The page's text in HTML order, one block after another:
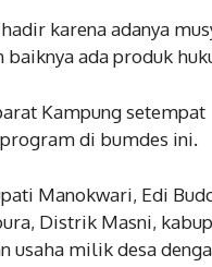
karena adanya
baiknya ada produk
Kampung
di bumdes ini.
Manokwari, Edi
Distrik Masni,
usaha milik desa